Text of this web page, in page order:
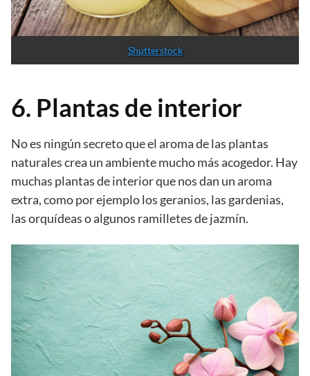
Shutterstock
6. Plantas de interior
No es ningún secreto que el aroma de las plantas
naturales crea un ambiente mucho más acogedor. Hay
muchas plantas de interior que nos dan un aroma
extra, como por ejemplo los geranios, las gardenias,
las orquídeas o algunos ramilletes de jazmín.